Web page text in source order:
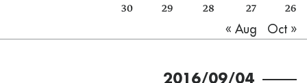
26
27
28
29
30
« Aug
Oct »
2016/09/04